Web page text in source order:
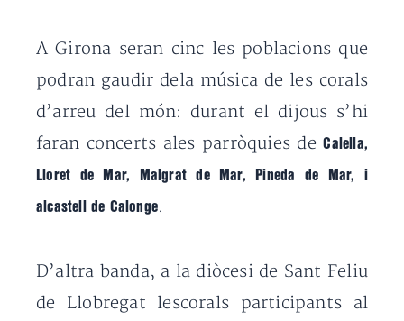
A Girona seran cinc les poblacions que
podran gaudir dela música de les corals
d’arreu del món: durant el dijous s’hi
faran concerts ales parròquies deCalella,
Lloret de Mar, Malgrat de Mar, Pineda de Mar, i
alcastell de Calonge.
D’altra banda, a la diòcesi de Sant Feliu
de Llobregat lescorals participants al